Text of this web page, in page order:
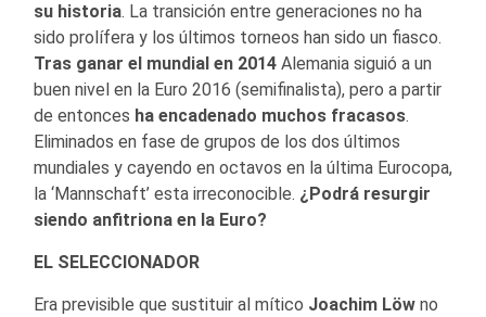
su historia. La transición entre generaciones no ha
sido prolífera y los últimos torneos han sido un fiasco.
Tras ganar el mundial en 2014 Alemania siguió a un
buen nivel en la Euro 2016 (semifinalista), pero a partir
de entonces ha encadenado muchos fracasos.
Eliminados en fase de grupos de los dos últimos
mundiales y cayendo en octavos en la última Eurocopa,
la ‘Mannschaft’ esta irreconocible. ¿Podrá resurgir
siendo anfitriona en la Euro?
EL SELECCIONADOR
Era previsible que sustituir al mítico Joachim Löw no